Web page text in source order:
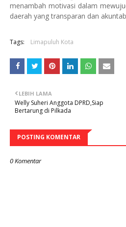
menambah motivasi dalam
daerah yang transparan dan
Tags: Limapuluh Kota
LEBIH LAMA
Welly Suheri Anggota DPRD,Siap
Bertarung di Pilkada
POSTING KOMENTAR
0 Komentar